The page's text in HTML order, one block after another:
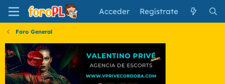
Acceder Regístrate
Foro General